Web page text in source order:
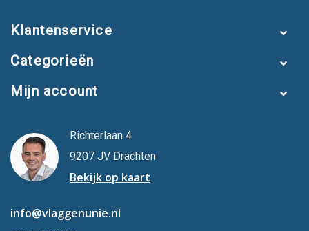
Klantenservice
Categorieën
Mijn account
Richterlaan 4
9207 JV Drachten
Bekijk op kaart
info@vlaggenunie.nl